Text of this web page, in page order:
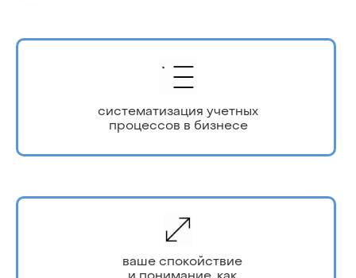
ваше спокойствие
систематизация учетных
процессов в бизнесе